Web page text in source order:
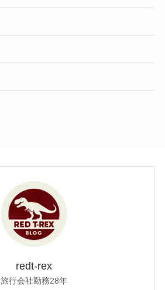
redt-rex
旅行会社勤務28年